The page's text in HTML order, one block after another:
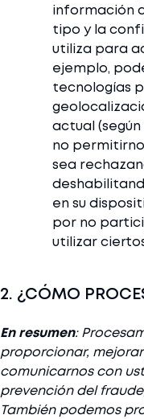
información
tipo y la
utiliza para
ejemplo,
tecnologías
actual
no
sea
en su
por no
utilizar
2. ¿CÓMO
En resumen:
proporcionar,
comunicarnos con
prevención del
También podemos